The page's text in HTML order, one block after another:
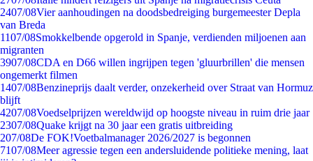
2407/08Vier aanhoudingen na doodsbedreiging burgemeester Depla
van Breda
1107/08Smokkelbende opgerold in Spanje, verdienden miljoenen aan
migranten
3907/08CDA en D66 willen ingrijpen tegen 'gluurbrillen' die mensen
ongemerkt filmen
1407/08Benzineprijs daalt verder, onzekerheid over Straat van Hormuz
blijft
4207/08Voedselprijzen wereldwijd op hoogste niveau in ruim drie jaar
2307/08Quake krijgt na 30 jaar een gratis uitbreiding
207/08De FOK!Voetbalmanager 2026/2027 is begonnen
7107/08Meer agressie tegen een andersluidende politieke mening, laat